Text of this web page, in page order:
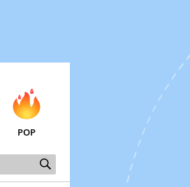
POP